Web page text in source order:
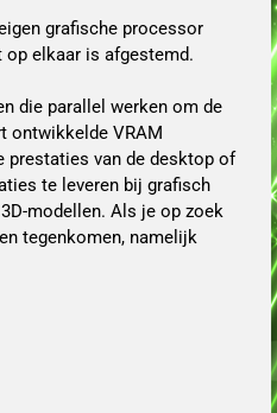
grafische processor
op elkaar is afgestemd.
die parallel werken om de
ontwikkelde VRAM
prestaties van de desktop of
te leveren bij grafisch
modellen. Als je op zoek
tegenkomen, namelijk